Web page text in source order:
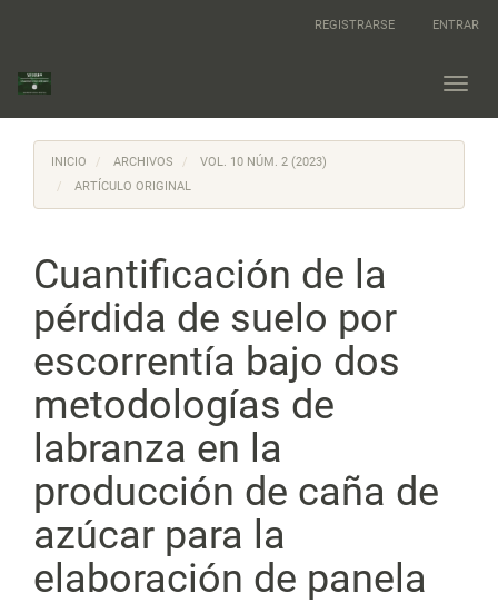
principal
Barra
lateral
REGISTRARSE ENTRAR
INICIO ARCHIVOS
VOL. 10 NÚM. 2 (2023)
ARTÍCULO ORIGINAL
Cuantificación de la
pérdida de suelo por
escorrentía bajo dos
metodologías de
labranza en la
producción de caña de
azúcar para la
elaboración de panela